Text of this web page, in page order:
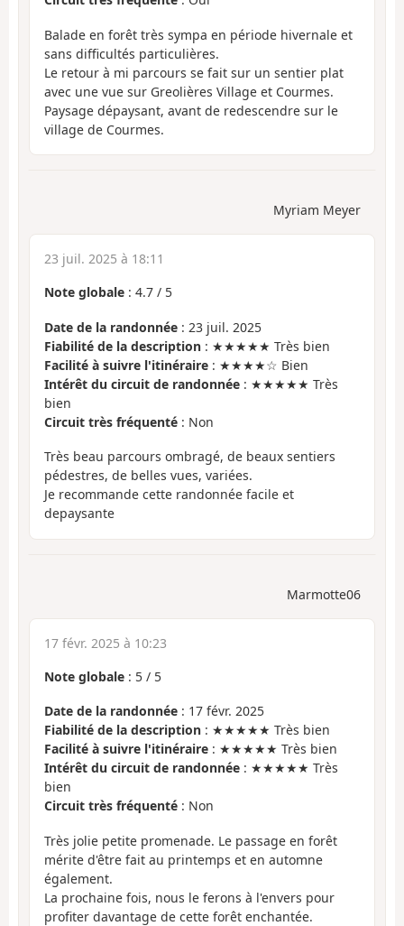
Balade en forêt très sympa en période hivernale et
sans difficultés particulières.
Le retour à mi parcours se fait sur un sentier plat
avec une vue sur Greolières Village et Courmes.
Paysage dépaysant, avant de redescendre sur le
village de Courmes.
Myriam Meyer
23 juil. 2025 à 18:11
Note globale : 4.7 / 5
Date de la randonnée : 23 juil. 2025
Fiabilité de la description : ★★★★★ Très bien
Facilité à suivre l'itinéraire : ★★★★☆ Bien
Intérêt du circuit de randonnée : ★★★★★ Très
bien
Circuit très fréquenté : Non
Très beau parcours ombragé, de beaux sentiers
pédestres, de belles vues, variées.
Je recommande cette randonnée facile et
depaysante
Marmotte06
17 févr. 2025 à 10:23
Note globale : 5 / 5
Date de la randonnée : 17 févr. 2025
Fiabilité de la description : ★★★★★ Très bien
Facilité à suivre l'itinéraire : ★★★★★ Très bien
Intérêt du circuit de randonnée : ★★★★★ Très
bien
Circuit très fréquenté : Non
Très jolie petite promenade. Le passage en forêt
mérite d'être fait au printemps et en automne
également.
La prochaine fois, nous le ferons à l'envers pour
profiter davantage de cette forêt enchantée.